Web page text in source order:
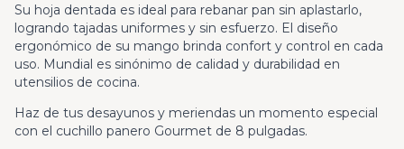
Su hoja dentada es ideal para rebanar pan sin aplastarlo,
logrando tajadas uniformes y sin esfuerzo. El diseño
ergonómico de su mango brinda confort y control en cada
uso. Mundial es sinónimo de calidad y durabilidad en
utensilios de cocina.
Haz de tus desayunos y meriendas un momento especial
con el cuchillo panero Gourmet de 8 pulgadas.